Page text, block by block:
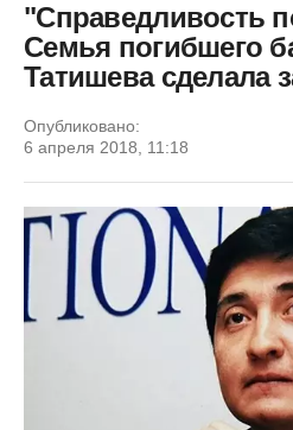
"Справедливость
Семья погибшего
Татишева сделала
Опубликовано:
6 апреля 2018, 11:18